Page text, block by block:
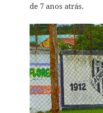
de 7 anos atrás.